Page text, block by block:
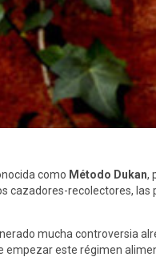
como Método Dukan,
cazadores-recolectores,
mucha controversia
empezar este régimen